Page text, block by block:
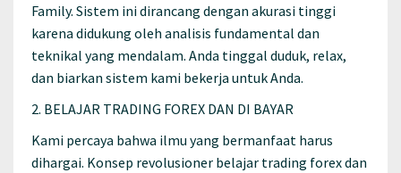
Family. Sistem ini dirancang dengan akurasi tinggi
karena didukung oleh analisis fundamental dan
teknikal yang mendalam. Anda tinggal duduk, relax,
dan biarkan sistem kami bekerja untuk Anda.
2. BELAJAR TRADING FOREX DAN DI BAYAR
Kami percaya bahwa ilmu yang bermanfaat harus
dihargai. Konsep revolusioner belajar trading forex dan